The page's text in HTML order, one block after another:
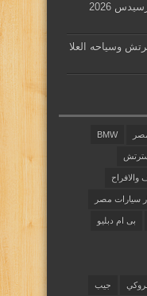
العلا ليمو لتأجير احدث سيارات مرسيدس 2026
وسياحه العلا
BMW
والافراح
سيارات مصر
بى ام دبليو
جيب